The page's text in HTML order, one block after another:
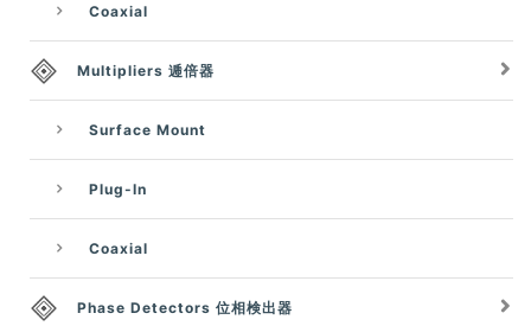
Coaxial
Multipliers 逓倍器
Surface Mount
Plug-In
Coaxial
Phase Detectors 位相検出器